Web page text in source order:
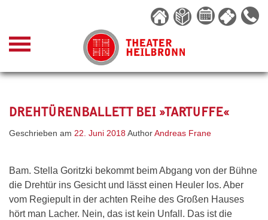
content
DREHTÜRENBALLETT BEI »TARTUFFE«
Geschrieben am 22. Juni 2018 AuthorAndreas Frane
Bam. Stella Goritzki bekommt beim Abgang von der Bühne
die Drehtür ins Gesicht und lässt einen Heuler los. Aber
vom Regiepult in der achten Reihe des Großen Hauses
hört man Lacher. Nein, das ist kein Unfall. Das ist die